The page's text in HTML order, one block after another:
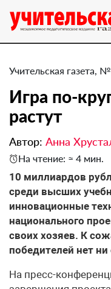
Учительская газета,
Игра по-
растут
Автор: Анна
На чтение: ≈ 4 мин.
10 миллиардов
среди высших
инновационные
национального
своих хозяев. К
победителей нет ни
На пресс-